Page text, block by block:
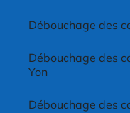
Débouchage des
Débouchage des
Yon
Débouchage des